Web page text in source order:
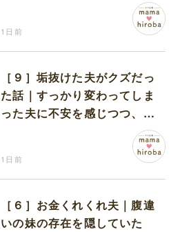
1日前
［９］垢抜けた夫がクズだっ
た話｜すっかり変わってしま
った夫に不安を感じつつ、友
人から誘われたアニメフェス
1日前
［６］お金くれくれ夫｜腹違
いの妹の存在を隠していた